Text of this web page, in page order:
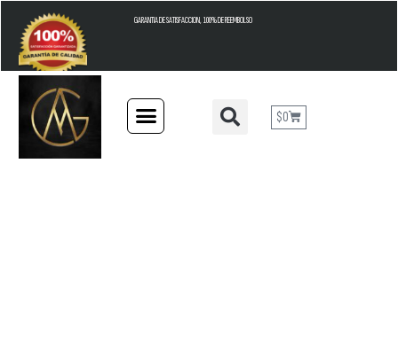
GARANTIA DE SATISFACCION, 100% DE REEMBOLSO
$0